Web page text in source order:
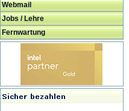
Webmail
Jobs / Lehre
Fernwartung